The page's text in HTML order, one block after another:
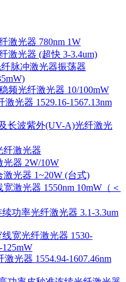
激光器 780nm 1W
激光器 (超快 3-3.4um)
脉冲激光器振荡器
频光纤激光器 10/100mW
光器 1529.16-1567.13nm
长波紫外(UV-A)光纤激光
纤激光器
光器 2W/10W
激光器 1~20W (台式)
激光器 1550nm 10mW（＜
功率光纤激光器 3.1-3.3um
线宽光纤激光器 1530-
125mW
光器 1554.94-1607.46nm